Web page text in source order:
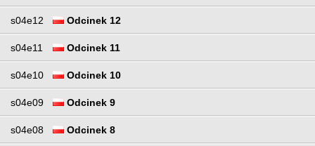
s04e12 Odcinek 12
s04e11 Odcinek 11
s04e10 Odcinek 10
s04e09 Odcinek 9
s04e08 Odcinek 8